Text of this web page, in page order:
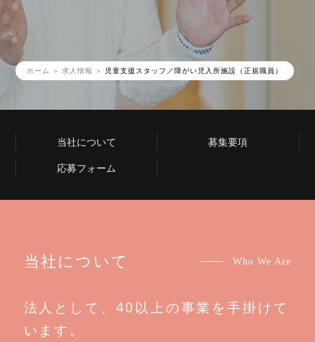
ホーム 求人情報 児童支援スタッフ／障がい児入所施設（正規職員）
当社について
募集要項
応募フォーム
当社について Who We Are
法人として、40以上の事業を手掛けて
います。